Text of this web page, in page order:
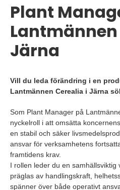
Plant
Järna
Vill du leda förändring i en
Lantmännen Cerealia i Järna
Som Plant Manager på
nyckelroll i att omsätta
en stabil och säker
ansvar för verksamhetens
framtidens krav.
I rollen leder du en samhällsviktig
präglas av handlingskraft,
spänner över både operativt